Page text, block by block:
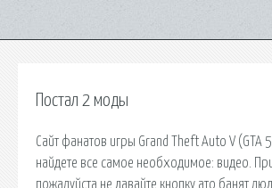
Постал 2 моды
Сайт фанатов игры Grand Theft Auto V (GTA
найдете все самое необходимое: видео.
пожалуйста не давайте кнопку ато банят